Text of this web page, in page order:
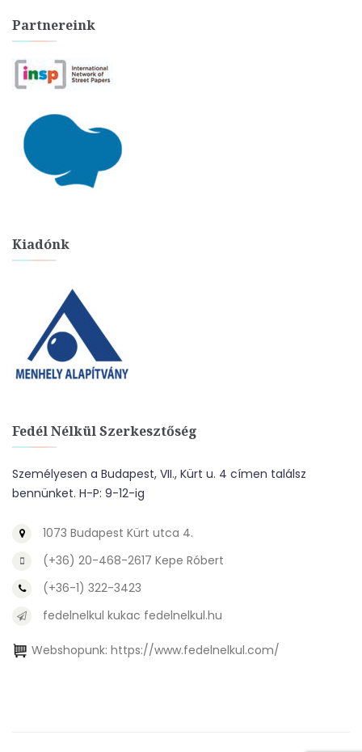
Partnereink
Kiadónk
Fedél Nélkül Szerkesztőség
Személyesen a Budapest, VII., Kürt u. 4 címen találsz
bennünket. H-P: 9-12-ig
1073 Budapest Kürt utca 4.
(+36) 20-468-2617 Kepe Róbert
(+36-1) 322-3423
fedelnelkul kukac fedelnelkul.hu
Webshopunk: https://www.fedelnelkul.com/